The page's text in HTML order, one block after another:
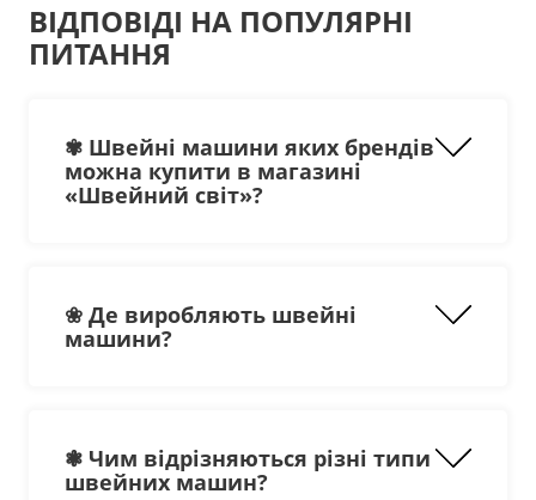
ВІДПОВІДІ НА ПОПУЛЯРНІ
ПИТАННЯ
✾ Швейні машини яких брендів
можна купити в магазині
«Швейний світ»?
японські:
Baby Lock;
Німецькі: Pfaff.
❀ Де виробляють швейні
машини?
❃ Чим відрізняються різні типи
швейних машин?